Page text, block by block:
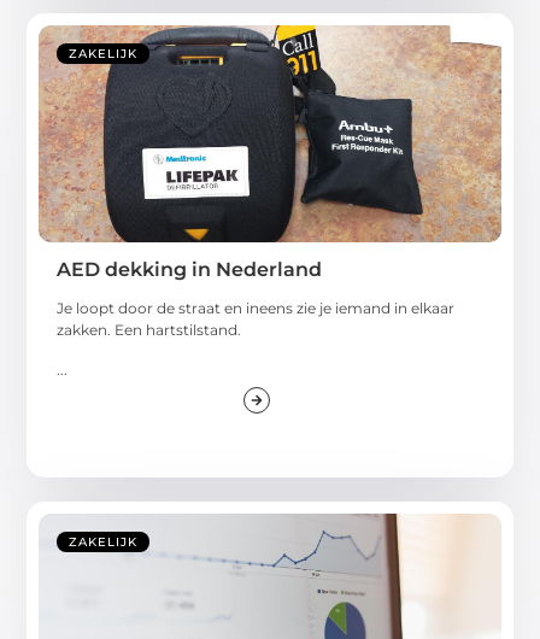
ZAKELIJK
AED dekking in Nederland
Je loopt door de straat en ineens zie je iemand in elkaar
zakken. Een hartstilstand.
ZAKELIJK